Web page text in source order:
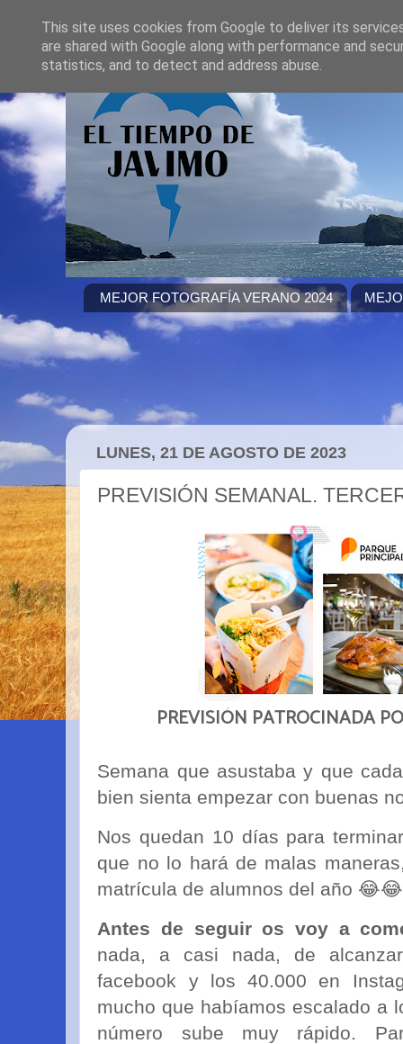
MEJOR FOTOGRAFÍA VERANO 2024
LUNES, 21 DE AGOSTO DE 2023
PREVISIÓN SEMANAL.
PREVISIÓN PATROCINADA
Semana que asustaba y que
bien sienta empezar con buenas
Nos quedan 10 días para
que no lo hará de malas
matrícula de alumnos del año
Antes de seguir os voy a
nada, a casi nada, de
facebook y los 40.000 en
mucho que habíamos escalado a
número sube muy rápido.
This site uses cookies from Google to deliver its
are shared with Google along with performance and
statistics, and to detect and address abuse.